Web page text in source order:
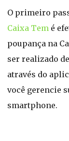
O primeiro
Caixa Tem é
poupança na
ser realizado
através do
você gerencie
smartphone.